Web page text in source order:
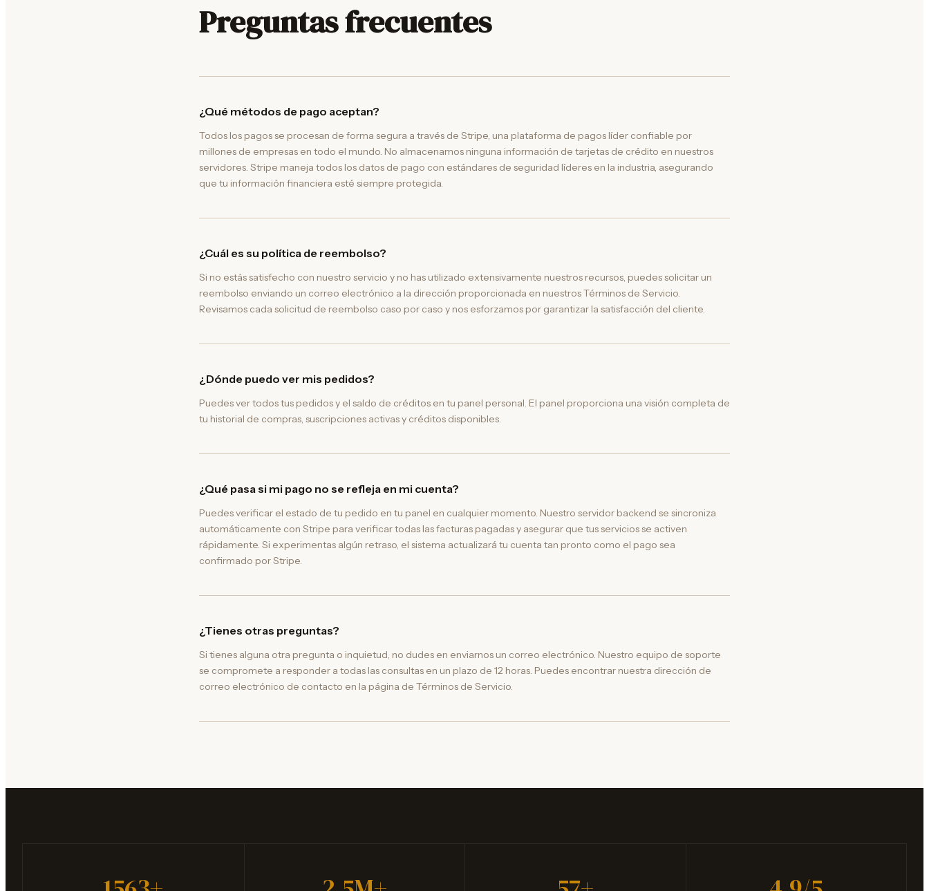
Preguntas frecuentes
¿Qué métodos de pago aceptan?
Todos los pagos se procesan de forma segura a través de Stripe, una plataforma de pagos líder confiable por
millones de empresas en todo el mundo. No almacenamos ninguna información de tarjetas de crédito en nuestros
servidores. Stripe maneja todos los datos de pago con estándares de seguridad líderes en la industria, asegurando
que tu información financiera esté siempre protegida.
¿Cuál es su política de reembolso?
Si no estás satisfecho con nuestro servicio y no has utilizado extensivamente nuestros recursos, puedes solicitar un
reembolso enviando un correo electrónico a la dirección proporcionada en nuestros Términos de Servicio.
Revisamos cada solicitud de reembolso caso por caso y nos esforzamos por garantizar la satisfacción del cliente.
¿Dónde puedo ver mis pedidos?
Puedes ver todos tus pedidos y el saldo de créditos en tu panel personal. El panel proporciona una visión completa de
tu historial de compras, suscripciones activas y créditos disponibles.
¿Qué pasa si mi pago no se refleja en mi cuenta?
Puedes verificar el estado de tu pedido en tu panel en cualquier momento. Nuestro servidor backend se sincroniza
automáticamente con Stripe para verificar todas las facturas pagadas y asegurar que tus servicios se activen
rápidamente. Si experimentas algún retraso, el sistema actualizará tu cuenta tan pronto como el pago sea
confirmado por Stripe.
¿Tienes otras preguntas?
Si tienes alguna otra pregunta o inquietud, no dudes en enviarnos un correo electrónico. Nuestro equipo de soporte
se compromete a responder a todas las consultas en un plazo de 12 horas. Puedes encontrar nuestra dirección de
correo electrónico de contacto en la página de Términos de Servicio.